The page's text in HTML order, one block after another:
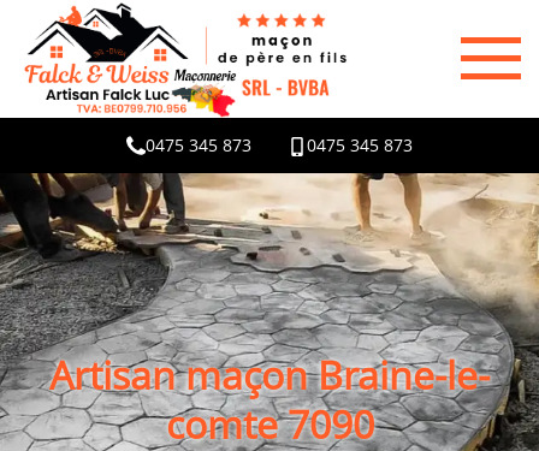
0475 345 873 0475 345 873
Artisan maçon Braine-le-
comte 7090